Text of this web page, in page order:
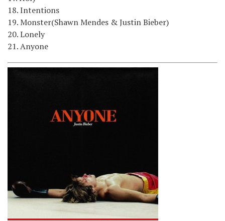
18. Intentions
19. Monster(Shawn Mendes & Justin Bieber)
20. Lonely
21. Anyone